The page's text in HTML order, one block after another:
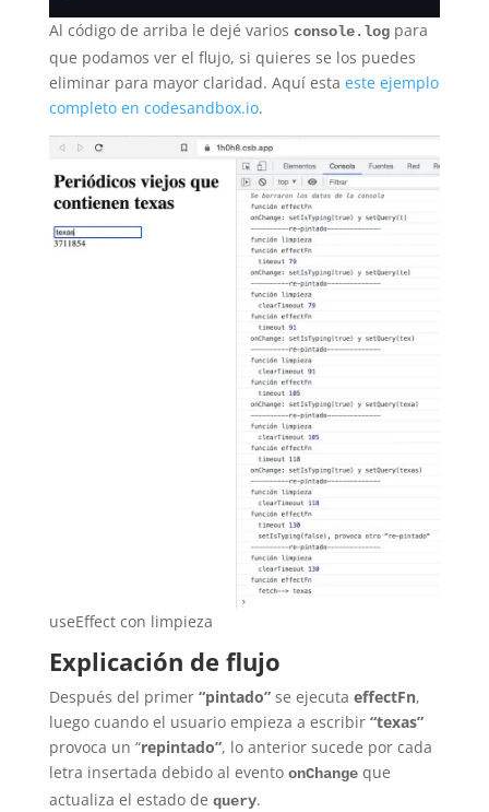
Al código de arriba le dejé varios console.logpara
que podamos ver el flujo, si quieres se los puedes
eliminar para mayor claridad. Aquí esta este ejemplo
completo en codesandbox.io.
useEffect con limpieza
Explicación de flujo
Después del primer “pintado” se ejecuta effectFn,
luego cuando el usuario empieza a escribir “texas”
provoca un “repintado”, lo anterior sucede por cada
letra insertada debido al evento onChangeque
actualiza el estado de query.